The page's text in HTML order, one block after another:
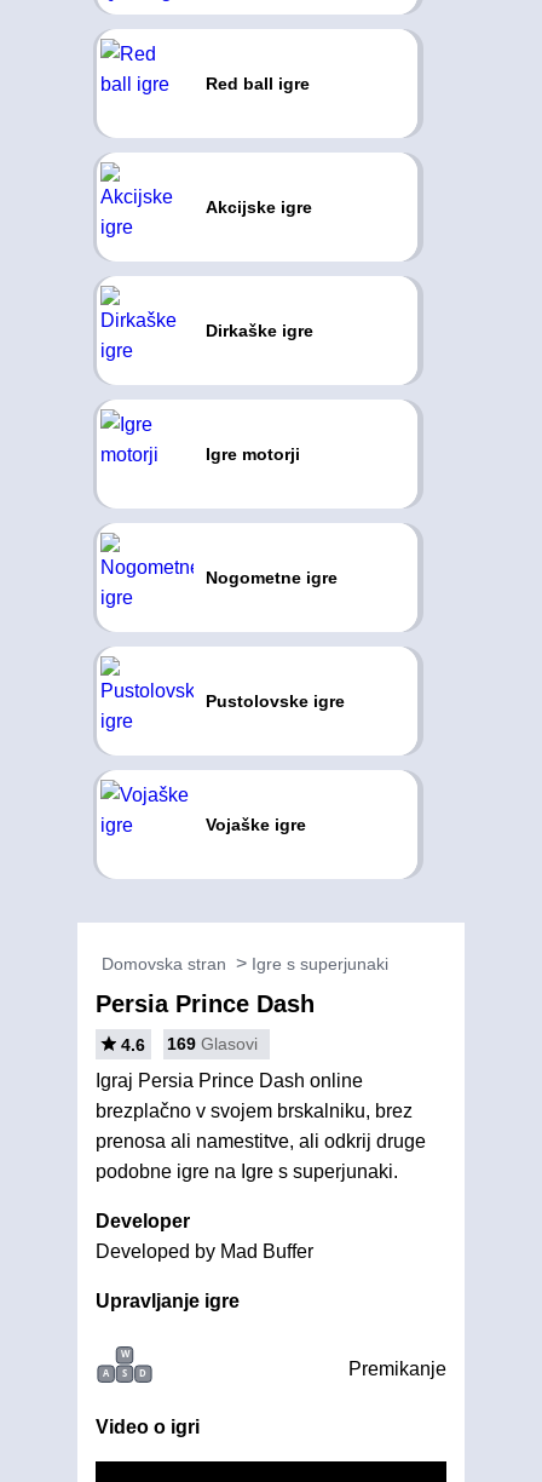
Red ball igre
Akcijske igre
Dirkaške igre
Igre motorji
Nogometne igre
Pustolovske igre
Vojaške igre
Domovska stran Igre s superjunaki
Persia Prince Dash
4.6 169 Glasovi
Igraj Persia Prince Dash online
brezplačno v svojem brskalniku, brez
prenosa ali namestitve, ali odkrij druge
podobne igre na Igre s superjunaki.
Developer
Developed by Mad Buffer
Upravljanje igre
W
A
S D Premikanje
Video o igri